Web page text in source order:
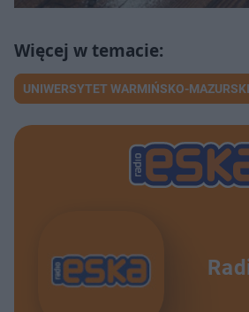
UNIWERSYTET WARMIŃSKO-MAZURSKI